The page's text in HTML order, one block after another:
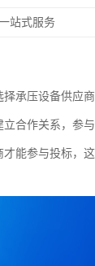
站式服务
承压设备供应
合作关系，参
能参与投标，